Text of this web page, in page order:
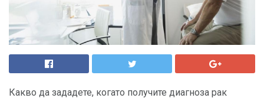
Какво да зададете, когато получите диагноза рак